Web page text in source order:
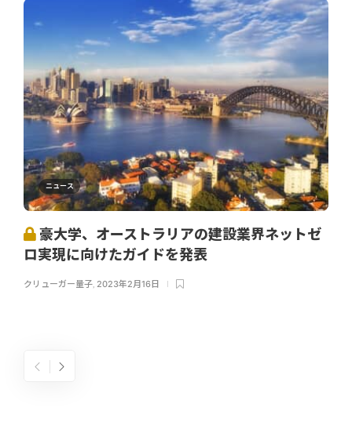
ニュース
豪大学、オーストラリアの建設業界ネットゼ
ロ実現に向けたガイドを発表
クリューガー量子, 2023年2月16日